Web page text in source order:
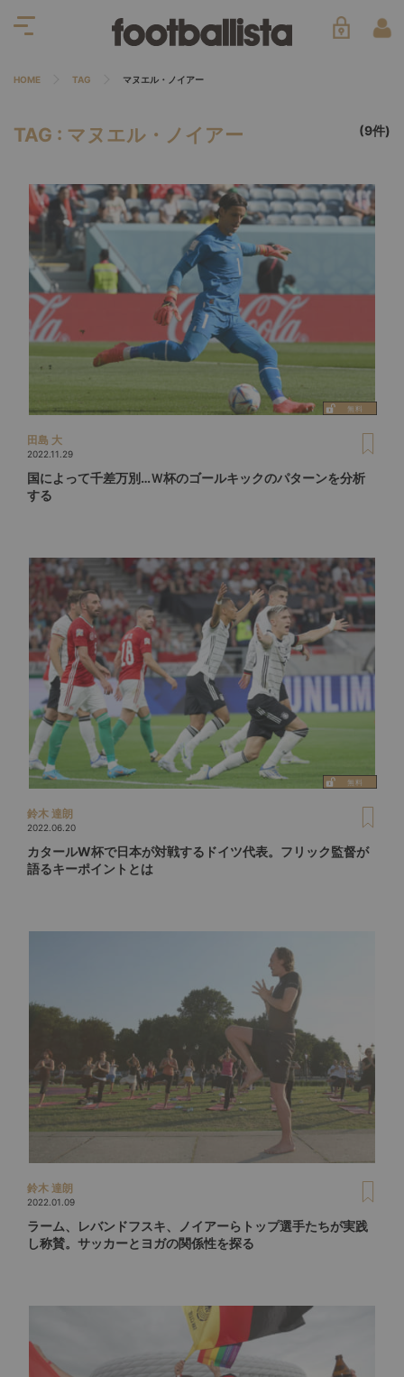
HOME TAG マヌエル・ノイアー
TAG : マヌエル・ノイアー (9件)
田島 大
2022.11.29
国によって千差万別…Ｗ杯のゴールキックのパターンを分析
する
鈴木 達朗
2022.06.20
カタールW杯で日本が対戦するドイツ代表。フリック監督が
語るキーポイントとは
鈴木 達朗
2022.01.09
ラーム、レバンドフスキ、ノイアーらトップ選手たちが実践
し称賛。サッカーとヨガの関係性を探る